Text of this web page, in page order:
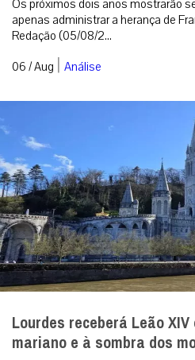
Os próximos dois anos mostrarão
apenas administrar a herança de
Redação (05/08/2...
06 / Aug | Análise
Lourdes receberá Leão
mariano e à sombra dos